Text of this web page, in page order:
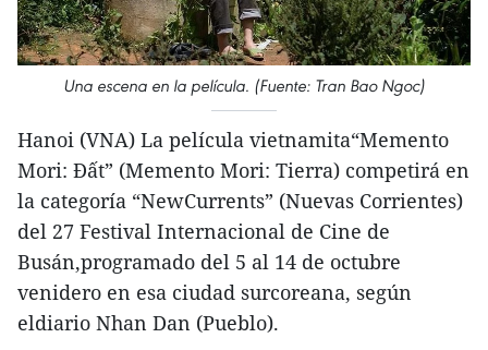
Una escena en la película. (Fuente: Tran Bao Ngoc)
Hanoi (VNA) La película vietnamita“Memento
Mori: Đất” (Memento Mori: Tierra) competirá en
la categoría “NewCurrents” (Nuevas Corrientes)
del 27 Festival Internacional de Cine de
Busán,programado del 5 al 14 de octubre
venidero en esa ciudad surcoreana, según
eldiario Nhan Dan (Pueblo).